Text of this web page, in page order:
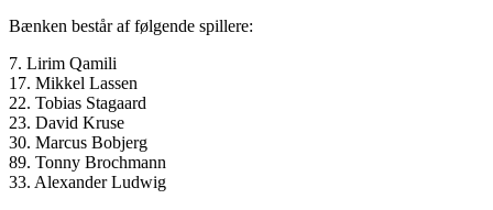
Bænken består af følgende spillere:
7. Lirim Qamili
17. Mikkel Lassen
22. Tobias Stagaard
23. David Kruse
30. Marcus Bobjerg
89. Tonny Brochmann
33. Alexander Ludwig